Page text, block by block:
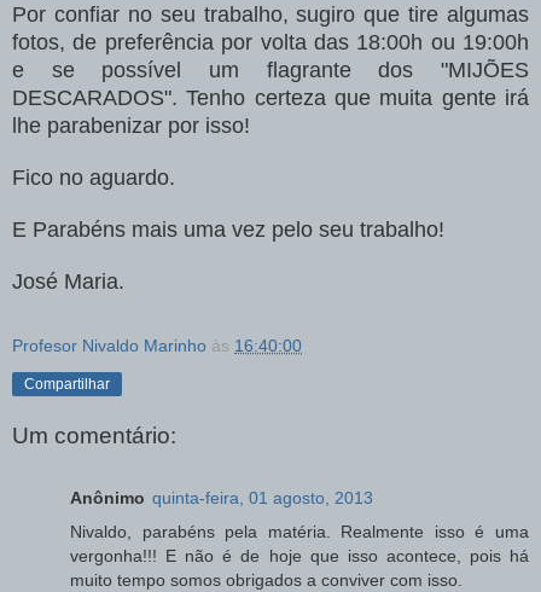
Por confiar no seu trabalho, sugiro que tire algumas
fotos, de preferência por volta das 18:00h ou 19:00h
e se possível um flagrante dos "MIJÕES
DESCARADOS". Tenho certeza que muita gente irá
lhe parabenizar por isso!
Fico no aguardo.
E Parabéns mais uma vez pelo seu trabalho!
José Maria.
Profesor Nivaldo Marinho às 16:40:00
Compartilhar
Um comentário:
Anônimo quinta-feira, 01 agosto, 2013
Nivaldo, parabéns pela matéria. Realmente isso é uma
vergonha!!! E não é de hoje que isso acontece, pois há
muito tempo somos obrigados a conviver com isso.